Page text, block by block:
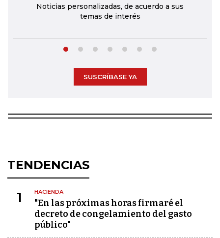
Noticias personalizadas, de acuerdo a sus
temas de interés
SUSCRÍBASE YA
TENDENCIAS
1 HACIENDA
"En las próximas horas firmaré el
decreto de congelamiento del gasto
público"